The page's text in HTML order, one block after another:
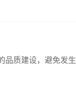
品质建设，避免发生